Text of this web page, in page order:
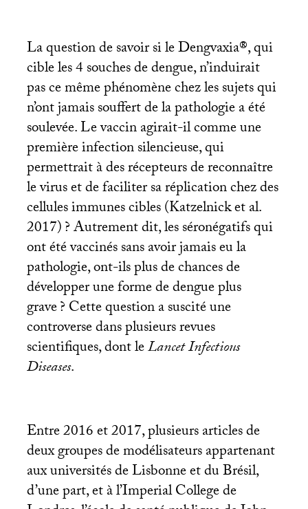
La question de savoir si le Dengvaxia®, qui
cible les 4 souches de dengue, n’induirait
pas ce même phénomène chez les sujets qui
n’ont jamais souffert de la pathologie a été
soulevée. Le vaccin agirait-il comme une
première infection silencieuse, qui
permettrait à des récepteurs de reconnaître
le virus et de faciliter sa réplication chez des
cellules immunes cibles (Katzelnick et al.
2017)? Autrement dit, les séronégatifs qui
ont été vaccinés sans avoir jamais eu la
pathologie, ont-ils plus de chances de
développer une forme de dengue plus
grave? Cette question a suscité une
controverse dans plusieurs revues
scientifiques, dont leLancet Infectious
Diseases.
Entre 2016 et 2017, plusieurs articles de
deux groupes de modélisateurs appartenant
aux universités de Lisbonne et du Brésil,
d’une part, et à l’Imperial College de